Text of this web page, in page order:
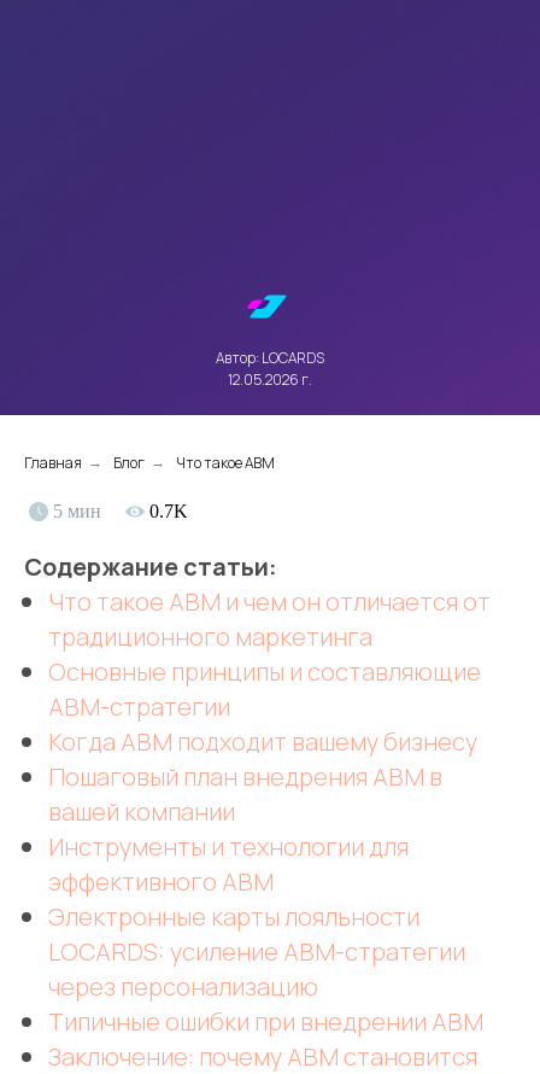
Автор: LOCARDS
12.05.2026 г.
Главная → Блог → Что такое ABM
5 мин 0.7K
Содержание статьи:
Что такое ABM и чем он отличается от
традиционного маркетинга
Основные принципы и составляющие
ABM-стратегии
Когда ABM подходит вашему бизнесу
Пошаговый план внедрения ABM в
вашей компании
Инструменты и технологии для
эффективного ABM
Электронные карты лояльности
LOCARDS: усиление ABM-стратегии
через персонализацию
Типичные ошибки при внедрении ABM
Заключение: почему ABM становится